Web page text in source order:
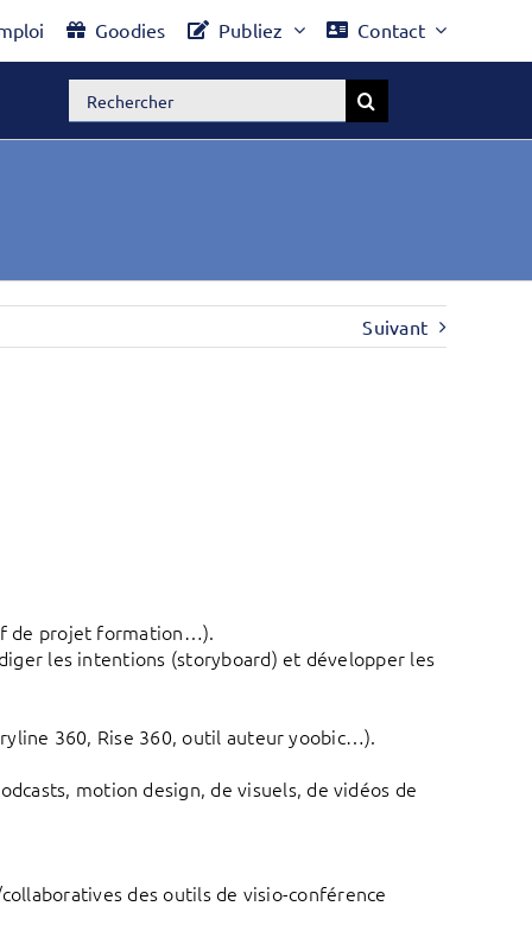
Goodies Publiez Contact
Rechercher:
Suivant
de projet formation…).
les intentions (storyboard) et développer les
360, Rise 360, outil auteur yoobic…).
motion design, de visuels, de vidéos de
des outils de visio-conférence